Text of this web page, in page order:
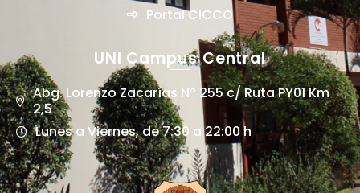
Portal CICCO
UNI Campus Central
Abg. Lorenzo Zacarías Nº 255 c/ Ruta PY01 Km
2,5
Lunes a Viernes, de 7:30 a 22:00 h